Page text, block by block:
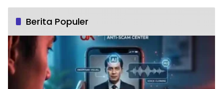
Berita Populer